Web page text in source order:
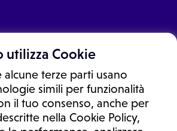
utilizza Cookie
alcune terze parti usano
simili per funzionalità
il tuo consenso, anche per
nella Cookie Policy,
in questo sito non sono un consulto medico.
informazioni sostituiscono un consulto, una